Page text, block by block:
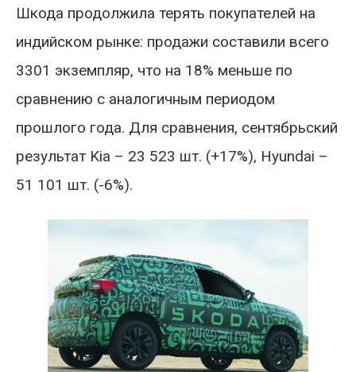
Шкода продолжила терять покупателей на
индийском рынке: продажи составили всего
3301 экземпляр, что на 18% меньше по
сравнению с аналогичным периодом
прошлого года. Для сравнения, сентябрьский
результат Kia – 23 523 шт. (+17%), Hyundai –
51 101 шт. (-6%).